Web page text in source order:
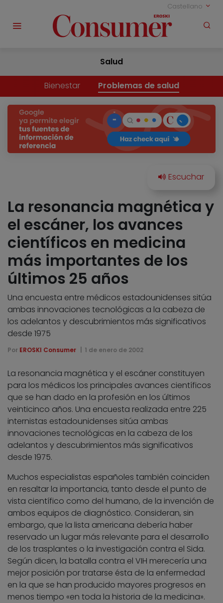
Castellano
Salud
Bienestar Problemas de salud
La resonancia magnética y
el escáner, los avances
científicos en medicina
más importantes de los
últimos 25 años
Una encuesta entre médicos estadounidenses sitúa
ambas innovaciones tecnológicas a la cabeza de
los adelantos y descubrimientos más significativos
desde 1975
Por EROSKI Consumer 1 de enero de 2002
La resonancia magnética y el escáner constituyen
para los médicos los principales avances científicos
que se han dado en la profesión en los últimos
veinticinco años. Una encuesta realizada entre 225
internistas estadounidenses sitúa ambas
innovaciones tecnológicas en la cabeza de los
adelantos y descubrimientos más significativos
desde 1975.
Muchos especialistas españoles también coinciden
en resaltar la importancia, tanto desde el punto de
vista científico como del humano, de la invención de
ambos equipos de diagnóstico. Consideran, sin
embargo, que la lista americana debería haber
reservado un lugar más relevante para el desarrollo
de los trasplantes o la investigación contra el Sida.
Según dicen, la batalla contra el VIH merecería una
mejor posición por tratarse ésta de la enfermedad
en la que se han producido mayores progresos en
menos tiempo «en toda la historia de la medicina».